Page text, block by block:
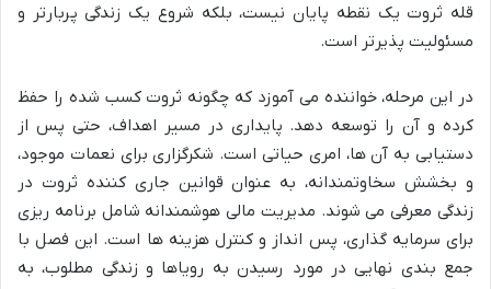
قله ثروت یک نقطه پایان نیست، بلکه شروع یک زندگی پربارتر و
مسئولیت پذیرتر است.
در این مرحله، خواننده می آموزد که چگونه ثروت کسب شده را حفظ
کرده و آن را توسعه دهد. پایداری در مسیر اهداف، حتی پس از
دستیابی به آن ها، امری حیاتی است. شکرگزاری برای نعمات موجود،
و بخشش سخاوتمندانه، به عنوان قوانین جاری کننده ثروت در
زندگی معرفی می شوند. مدیریت مالی هوشمندانه شامل برنامه ریزی
برای سرمایه گذاری، پس انداز و کنترل هزینه ها است. این فصل با
جمع بندی نهایی در مورد رسیدن به رویاها و زندگی مطلوب، به